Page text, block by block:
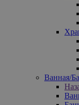
Ванная/